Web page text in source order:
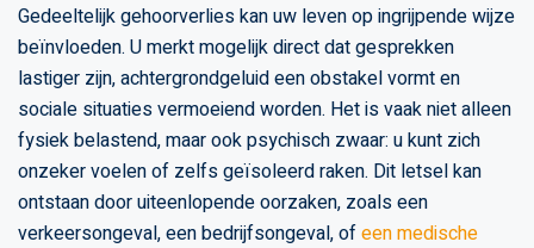
Gedeeltelijk gehoorverlies kan uw leven op ingrijpende wijze
beïnvloeden. U merkt mogelijk direct dat gesprekken
lastiger zijn, achtergrondgeluid een obstakel vormt en
sociale situaties vermoeiend worden. Het is vaak niet alleen
fysiek belastend, maar ook psychisch zwaar: u kunt zich
onzeker voelen of zelfs geïsoleerd raken. Dit letsel kan
ontstaan door uiteenlopende oorzaken, zoals een
verkeersongeval, een bedrijfsongeval, ofeen medische